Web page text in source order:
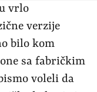
vrlo
verzije
bilo kom
sa fabričkim
voleli da